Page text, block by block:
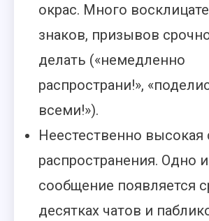
окрас. Много
знаков, призывов
делать («немедленно
распространи!»,
всеми!»).
Неестественно высокая
распространения. Одно
сообщение появляется
десятках чатов и